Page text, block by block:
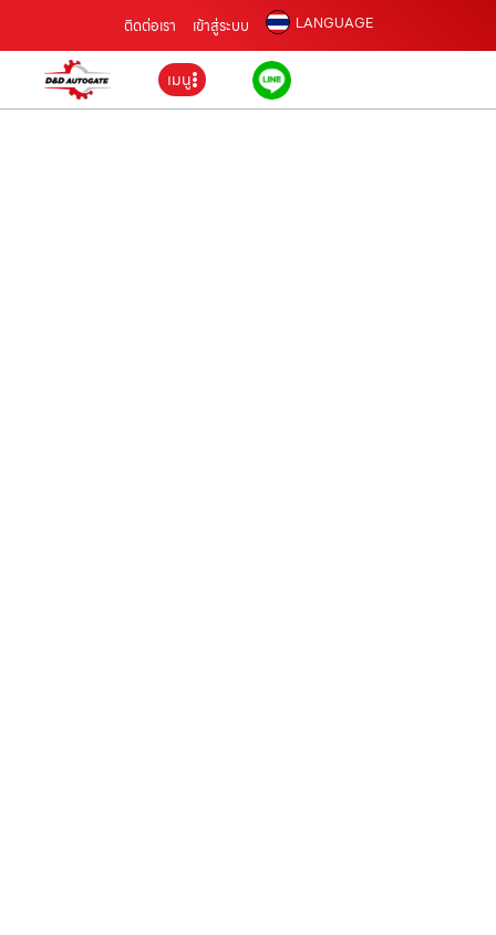
ติดต่อเรา เข้าสู่ระบบ LANGUAGE
เมนู